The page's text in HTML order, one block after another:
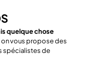
quelque chose
on vous propose des
spécialistes de